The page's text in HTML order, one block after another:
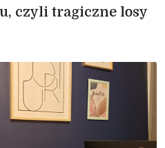
czyli tragiczne losy